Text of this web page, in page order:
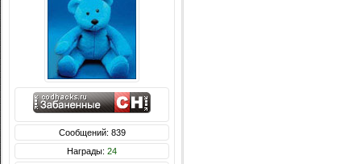
Сообщений: 839
Награды: 24